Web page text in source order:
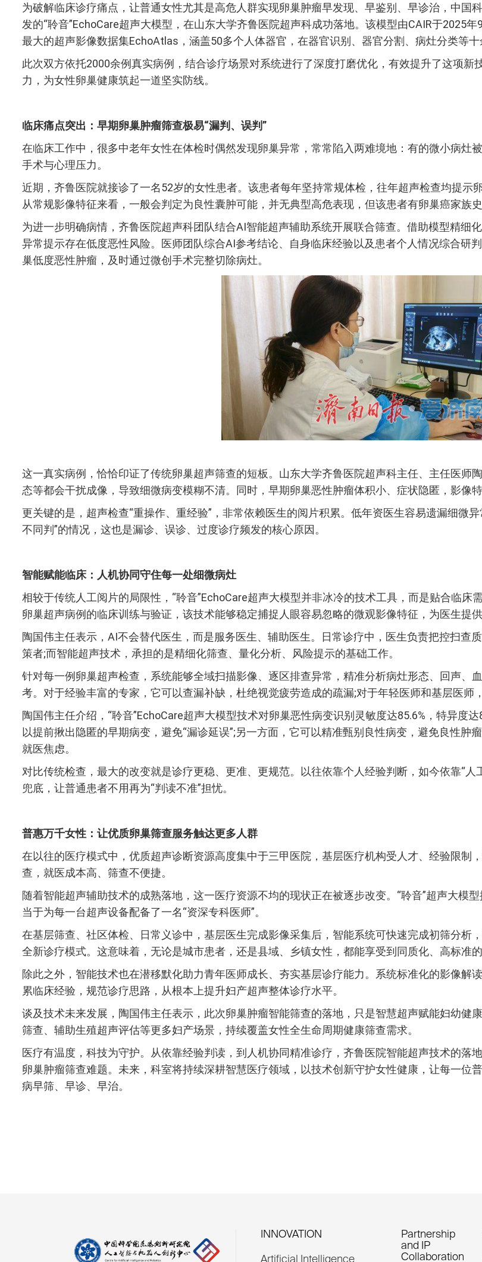
为破解临床诊疗痛点，让普通女性尤其是高危人群实现卵巢肿瘤早发现、早鉴别、早诊治，中国
发的“聆音”EchoCare超声大模型，在山东大学齐鲁医院超声科成功落地。该模型由CAIR于2025
最大的超声影像数据集EchoAtlas，涵盖50多个人体器官，在器官识别、器官分割、病灶分类等
此次双方依托2000余例真实病例，结合诊疗场景对系统进行了深度打磨优化，有效提升了这项
力，为女性卵巢健康筑起一道坚实防线。
临床痛点突出：早期卵巢肿瘤筛查极易“漏判、误判”
在临床工作中，很多中老年女性在体检时偶然发现卵巢异常，常常陷入两难境地：有的微小病灶
手术与心理压力。
近期，齐鲁医院就接诊了一名52岁的女性患者。该患者每年坚持常规体检，往年超声检查均提示
从常规影像特征来看，一般会判定为良性囊肿可能，并无典型高危表现，但该患者有卵巢癌家族
为进一步明确病情，齐鲁医院超声科团队结合AI智能超声辅助系统开展联合筛查。借助模型精细
异常提示存在低度恶性风险。医师团队综合AI参考结论、自身临床经验以及患者个人情况综合研
巢低度恶性肿瘤，及时通过微创手术完整切除病灶。
这一真实病例，恰恰印证了传统卵巢超声筛查的短板。山东大学齐鲁医院超声科主任、主任医师
态等都会干扰成像，导致细微病变模糊不清。同时，早期卵巢恶性肿瘤体积小、症状隐匿，影像
更关键的是，超声检查“重操作、重经验”，非常依赖医生的阅片积累。低年资医生容易遗漏细微
不同判”的情况，这也是漏诊、误诊、过度诊疗频发的核心原因。
智能赋能临床：人机协同守住每一处细微病灶
相较于传统人工阅片的局限性，“聆音”EchoCare超声大模型并非冰冷的技术工具，而是贴合临床
卵巢超声病例的临床训练与验证，该技术能够稳定捕捉人眼容易忽略的微观影像特征，为医生提
陶国伟主任表示，AI不会替代医生，而是服务医生、辅助医生。日常诊疗中，医生负责把控扫查
策者;而智能超声技术，承担的是精细化筛查、量化分析、风险提示的基础工作。
针对每一例卵巢超声检查，系统能够全域扫描影像、逐区排查异常，精准分析病灶形态、回声、
考。对于经验丰富的专家，它可以查漏补缺，杜绝视觉疲劳造成的疏漏;对于年轻医师和基层医师
陶国伟主任介绍，“聆音”EchoCare超声大模型技术对卵巢恶性病变识别灵敏度达85.6%，特异度
以提前揪出隐匿的早期病变，避免“漏诊延误”;另一方面，它可以精准甄别良性病变，避免良性
就医焦虑。
对比传统检查，最大的改变就是诊疗更稳、更准、更规范。以往依靠个人经验判断，如今依靠“
兜底，让普通患者不用再为“判读不准”担忧。
普惠万千女性：让优质卵巢筛查服务触达更多人群
在以往的医疗模式中，优质超声诊断资源高度集中于三甲医院，基层医疗机构受人才、经验限制
查，就医成本高、筛查不便捷。
随着智能超声辅助技术的成熟落地，这一医疗资源不均的现状正在被逐步改变。“聆音”超声大模
当于为每一台超声设备配备了一名“资深专科医师”。
在基层筛查、社区体检、日常义诊中，基层医生完成影像采集后，智能系统可快速完成初筛分析
全新诊疗模式。这意味着，无论是城市患者，还是县域、乡镇女性，都能享受到同质化、高标准
除此之外，智能技术也在潜移默化助力青年医师成长、夯实基层诊疗能力。系统标准化的影像解
累临床经验，规范诊疗思路，从根本上提升妇产超声整体诊疗水平。
谈及技术未来发展，陶国伟主任表示，此次卵巢肿瘤智能筛查的落地，只是智慧超声赋能妇幼健
筛查、辅助生殖超声评估等更多妇产场景，持续覆盖女性全生命周期健康筛查需求。
医疗有温度，科技为守护。从依靠经验判读，到人机协同精准诊疗，齐鲁医院智能超声技术的落
卵巢肿瘤筛查难题。未来，科室将持续深耕智慧医疗领域，以技术创新守护女性健康，让每一位
病早筛、早诊、早治。
INNOVATION
Artificial Intelligence
Partnership
and IP
Collaboration